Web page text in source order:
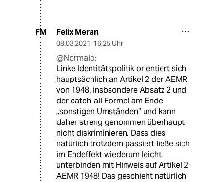
FM Felix Meran
08.03.2021, 16:25 Uhr
@Normalo:
Linke Identitätspolitik orientiert sich
hauptsächlich an Artikel 2 der AEMR
von 1948, insbsondere Absatz 2 und
der catch-all Formel am Ende
„sonstigen Umständen“ und kann
daher streng genommen überhaupt
nicht diskriminieren. Dass dies
natürlich trotzdem passiert ließe sich
im Endeffekt wiederum leicht
unterbinden mit Hinweis auf Artikel 2
AEMR 1948! Das geschieht natürlich